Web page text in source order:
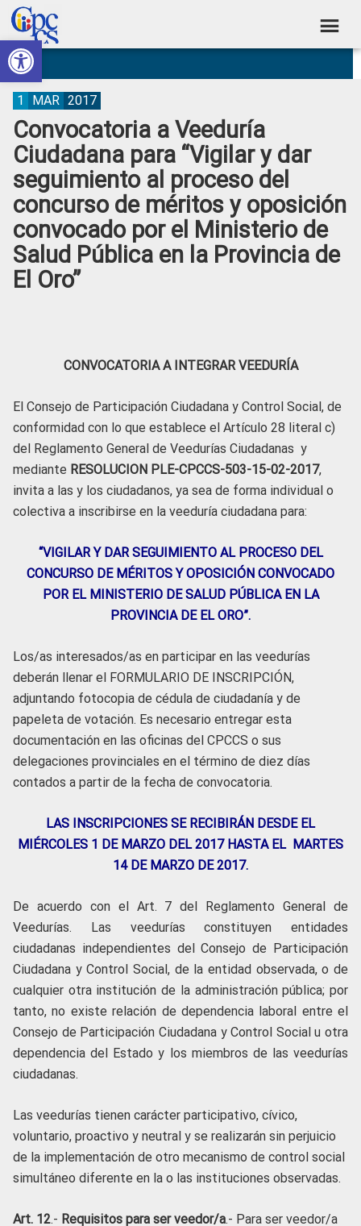
Abrir barra de herramientas
Skip
to
primary
navigation
Skip
to
main
content
Skip
to
primary
sidebar
Skip
to
footer
Consejo
de
Participación
Ciudadana
Control
Social
Construyendo
Poder
Ciudadano
Convocatoria a Veeduría
Ciudadana para “Vigilar y dar
seguimiento al proceso del
concurso de méritos y oposición
convocado por el Ministerio de
Salud Pública en la Provincia de
El Oro”
1 MAR 2017
CONVOCATORIA A INTEGRAR VEEDURÍA
El Consejo de Participación Ciudadana y Control Social, de
conformidad con lo que establece el Artículo 28 literal c)
del Reglamento General de Veedurías Ciudadanas y
mediante RESOLUCION PLE-CPCCS-503-15-02-2017,
invita a las y los ciudadanos, ya sea de forma individual o
colectiva a inscribirse en la veeduría ciudadana para:
“VIGILAR Y DAR SEGUIMIENTO AL PROCESO DEL
CONCURSO DE MÉRITOS Y OPOSICIÓN CONVOCADO
POR EL MINISTERIO DE SALUD PÚBLICA EN LA
PROVINCIA DE EL ORO”.
Los/as interesados/as en participar en las veedurías
deberán llenar el FORMULARIO DE INSCRIPCIÓN,
adjuntando fotocopia de cédula de ciudadanía y de
papeleta de votación. Es necesario entregar esta
documentación en las oficinas del CPCCS o sus
delegaciones provinciales en el término de diez días
contados a partir de la fecha de convocatoria.
LAS INSCRIPCIONES SE RECIBIRÁN DESDE EL
MIÉRCOLES 1 DE MARZO DEL 2017 HASTA EL MARTES
14 DE MARZO DE 2017.
De acuerdo con el Art. 7 del Reglamento General de
Veedurías. Las veedurías constituyen entidades
ciudadanas independientes del Consejo de Participación
Ciudadana y Control Social, de la entidad observada, o de
cualquier otra institución de la administración pública; por
tanto, no existe relación de dependencia laboral entre el
Consejo de Participación Ciudadana y Control Social u otra
dependencia del Estado y los miembros de las veedurías
ciudadanas.
Las veedurías tienen carácter participativo, cívico,
voluntario, proactivo y neutral y se realizarán sin perjuicio
de la implementación de otro mecanismo de control social
simultáneo diferente en la o las instituciones observadas.
Art. 12.- Requisitos para ser veedor/a.- Para ser veedor/a